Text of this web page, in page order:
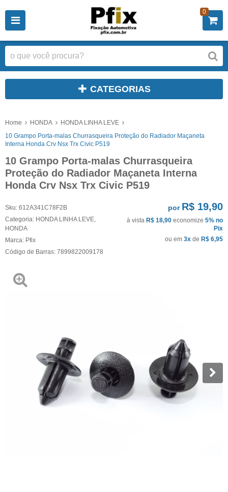
0
CATEGORIAS
Home HONDA
HONDA LINHA LEVE
10 Grampo Porta-malas Churrasqueira Proteção do Radiador Maçaneta
Interna Honda Crv Nsx Trx Civic P519
10 Grampo Porta-malas Churrasqueira
Proteção do Radiador Maçaneta Interna
Honda Crv Nsx Trx Civic P519
Sku: 612A341C78F2B
Categoria: HONDA LINHA LEVE
HONDA
Marca: Pfix
Código de Barras: 7899822009178
por R$ 19,90
à vista R$ 18,90 economize 5% no
Pix
ou em 3x de R$ 6,95